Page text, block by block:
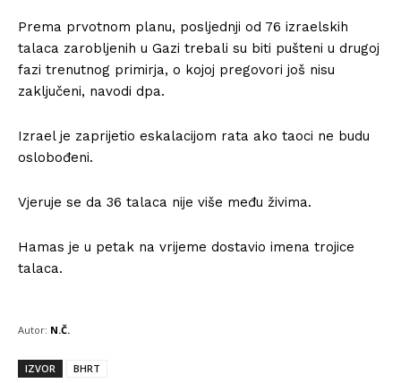
Prema prvotnom planu, posljednji od 76 izraelskih
talaca zarobljenih u Gazi trebali su biti pušteni u drugoj
fazi trenutnog primirja, o kojoj pregovori još nisu
zaključeni, navodi dpa.
Izrael je zaprijetio eskalacijom rata ako taoci ne budu
oslobođeni.
Vjeruje se da 36 talaca nije više među živima.
Hamas je u petak na vrijeme dostavio imena trojice
talaca.
Autor: N.Č.
IZVOR BHRT